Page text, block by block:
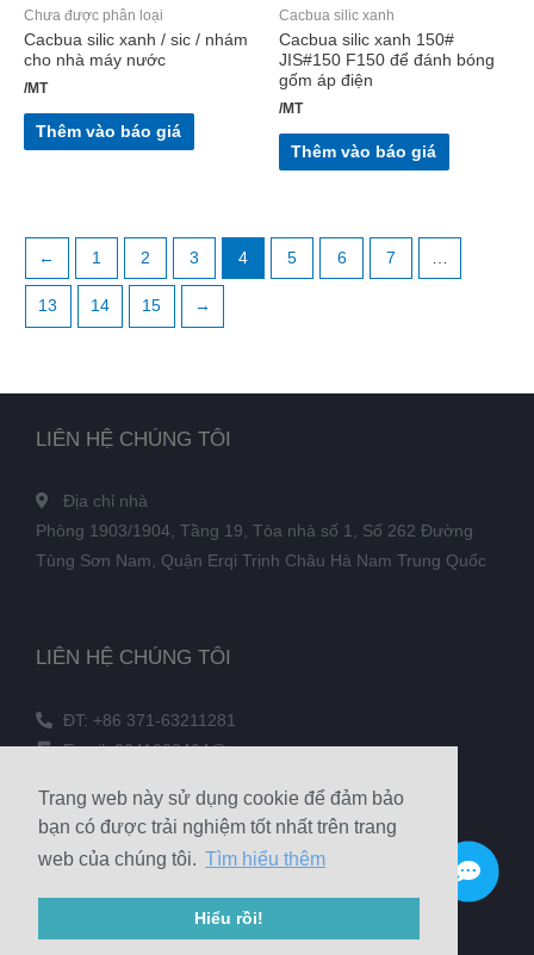
Trang web này sử dụng cookie để đảm bảo
bạn có được trải nghiệm tốt nhất trên trang
web của chúng tôi. Tìm hiểu thêm
Hiểu rồi!
Chưa được phân loại
Cacbua silic xanh / sic / nhám
cho nhà máy nước
/MT
Thêm vào báo giá
Cacbua silic xanh
Cacbua silic xanh 150#
JIS#150 F150 để đánh bóng
gốm áp điện
/MT
Thêm vào báo giá
← 1 2 3 4 5 6 7
13 14 15 →
LIÊN HỆ CHÚNG TÔI
ĐT: +86 371-63211281
Email: 3241038404@qq.com
Điện thoại: +86 18039336686
LIÊN HỆ CHÚNG TÔI
Địa chỉ nhà
Phòng 1903/1904, Tầng 19, Tòa nhà số 1, Số 262 Đường
Tùng Sơn Nam, Quận Erqi Trịnh Châu Hà Nam Trung Quốc